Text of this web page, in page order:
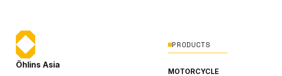
Öhlins Asia
PRODUCTS
MOTORCYCLE